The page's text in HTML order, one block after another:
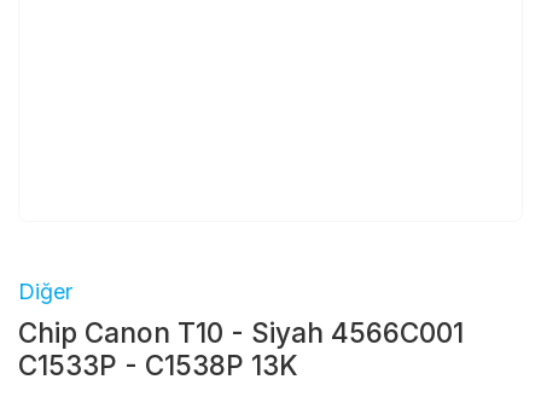
Diğer
Chip Canon T10 - Siyah 4566C001
C1533P - C1538P 13K